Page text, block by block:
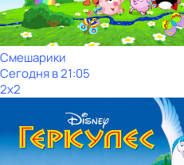
Смешарики
Сегодня в 21:05
2x2